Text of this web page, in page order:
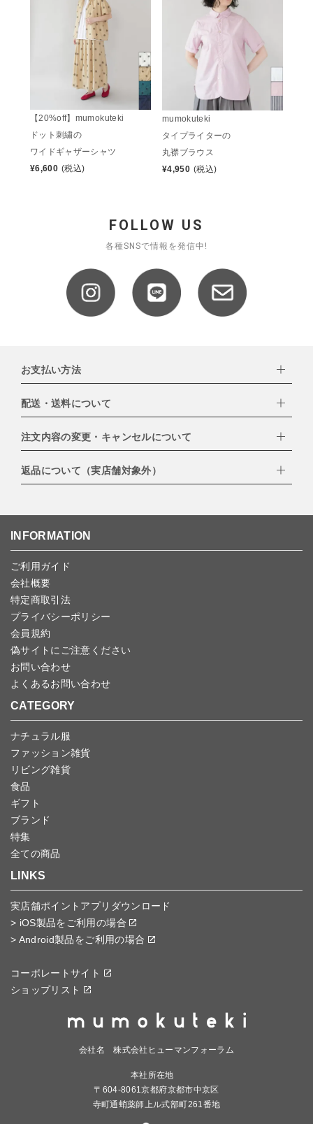
【20%off】mumokuteki
ドット刺繍の
ワイドギャザーシャツ
¥6,600 (税込)
mumokuteki
タイプライターの
丸襟ブラウス
¥4,950 (税込)
FOLLOW US
各種SNSで情報を発信中!
お支払い方法
下記お支払い方法よりお選びいただけます。
・クレジットカード（VISA,mastercard,JCB,AMERICAN
EXPRESS,Diners Club）
・PayPay
・NP後払い
配送・送料について
配達業者：日本郵便
北海道：1,400円
沖縄：1,400円
注文内容の変更・キャンセルについて
ご注文日当日から翌日のAM9:00までにご連絡頂いた場合はキャン
セルは可能です。
ンセルしていただいた後、ご希望の商品のみ再度ご注文お願いしま
予約商品など一部キャンセルが出来ない場合がございます。あらか
じめご了承ください。
返品について（実店舗対象外）
こちらよりご依頼ください。
INFORMATION
ご利用ガイド
会社概要
特定商取引法
プライバシーポリシー
会員規約
偽サイトにご注意ください
お問い合わせ
よくあるお問い合わせ
CATEGORY
ナチュラル服
ファッション雑貨
リビング雑貨
食品
ギフト
ブランド
特集
全ての商品
LINKS
実店舗ポイントアプリダウンロード
> iOS製品をご利用の場合
> Android製品をご利用の場合
コーポレートサイト
ショップリスト
会社名 株式会社ヒューマンフォーラム
本社所在地
〒604-8061京都府京都市中京区
寺町通蛸薬師上ル式部町261番地